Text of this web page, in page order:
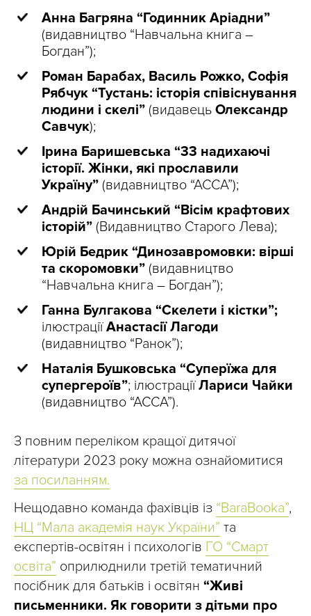
Анна Багряна “Годинник Аріадни”
(видавництво “Навчальна книга –
Богдан”);
Роман Барабах, Василь Рожко, Софія
Рябчук “Тустань: історія співіснування
людини і скелі” (видавець Олександр
Савчук);
Ірина Баришевська “33 надихаючі
історії. Жінки, які прославили
Україну” (видавництво “АССА”);
Андрій Бачинський “Вісім крафтових
історій” (Видавництво Старого Лева);
Юрій Бедрик “Динозавромовки: вірші
та скоромовки” (видавництво
“Навчальна книга – Богдан”);
Ганна Булгакова “Скелети і кістки”;
ілюстраціїАнастасії Лагоди
(видавництво “Ранок”);
Наталія Бушковська “Суперїжа для
супергероїв”; ілюстраціїЛариси Чайки
(видавництво “АССА”).
З повним переліком кращої дитячої
літератури 2023 року можна ознайомитися
за посиланням.
Нещодавно команда фахівців із “BaraBooka”,
НЦ “Мала академія наук України” та
експертів-освітян і психологів ГО “Смарт
освіта” оприлюднили третій тематичний
посібник для батьків і освітян “Живі
письменники. Як говорити з дітьми про